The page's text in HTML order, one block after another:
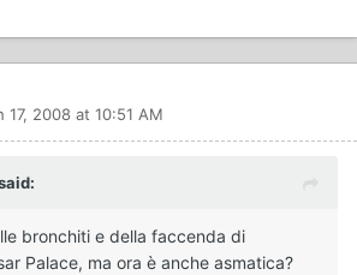
17, 2008 at 10:51 AM
bronchiti e della faccenda di
Palace, ma ora è anche asmatica?